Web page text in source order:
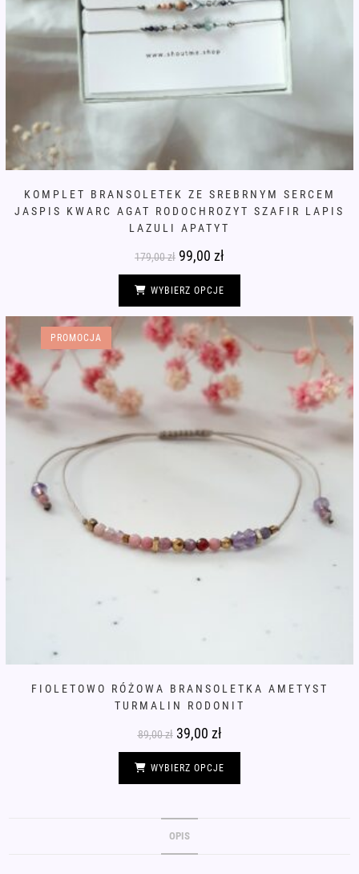
KOMPLET BRANSOLETEK ZE SREBRNYM SERCEM
JASPIS KWARC AGAT RODOCHROZYT SZAFIR LAPIS
LAZULI APATYT
179,00zł Pierwotna
cena
wynosiła:
179,00 zł.
99,00 zł
wynosi:
WYBIERZ OPCJE
można
wybrać
stronie
PROMOCJA
FIOLETOWO RÓŻOWA BRANSOLETKA AMETYST
TURMALIN RODONIT
89,00zł Pierwotna
cena
wynosiła:
89,00 zł.
39,00 złAktualna
wynosi:
39,00 zł.
WYBIERZ OPCJE
Ten
OPIS